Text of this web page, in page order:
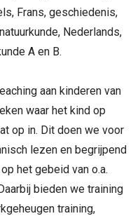
Frans, geschiedenis,
Nederlands,
A en B.
aan kinderen van
waar het kind op
op in. Dit doen we voor
lezen en begrijpend
het gebeid van o.a.
bieden we training
training,